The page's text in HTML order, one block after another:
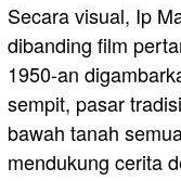
Secara visual, Ip
dibanding film
1950-an
sempit, pasar
bawah tanah
mendukung cerita